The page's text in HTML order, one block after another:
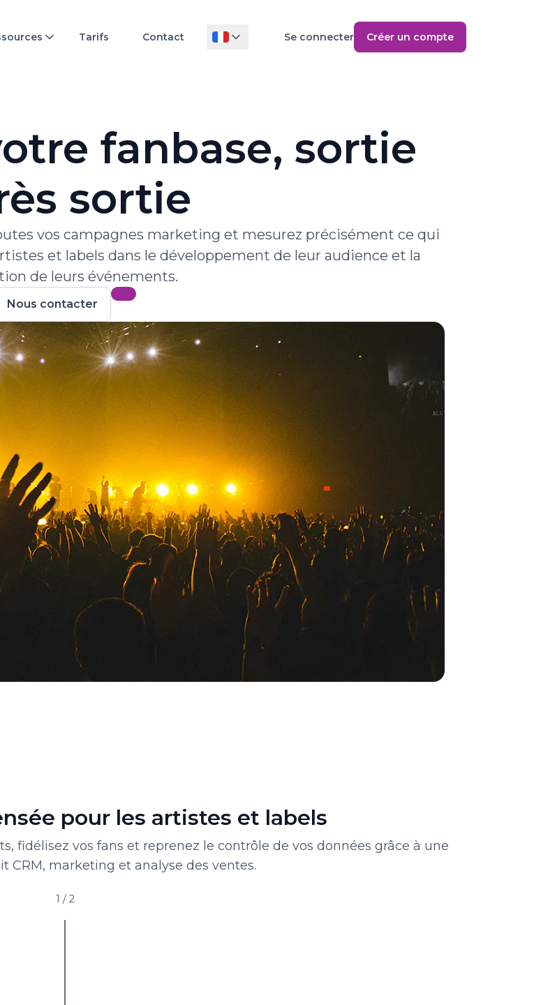
Tarifs Contact Se connecter Créer un compte
fanbase, sortie
sortie
vos campagnes marketing et mesurez précisément ce qui
et labels dans le développement de leur audience et la
de leurs événements.
Nous contacter
pour les artistes et labels
fidélisez vos fans et reprenez le contrôle de vos données grâce à une
CRM, marketing et analyse des ventes.
1 / 2